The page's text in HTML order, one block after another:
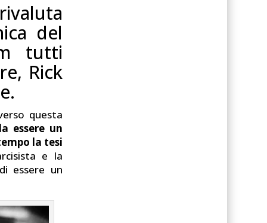
del
tutti
Rick
questa
essere un
la tesi
e la
essere un